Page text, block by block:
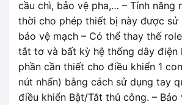
cầu chì, bảo vệ pha,… – Tính năng
thời cho phép thiết bị này được sử
bảo vệ mạch – Có thể thay thế
tắt tơ và bất kỳ hệ thống dây điện
phần cần thiết cho điều khiển 1
nút nhấn) bằng cách sử dụng tay
điều khiển Bật/Tắt thủ công. –